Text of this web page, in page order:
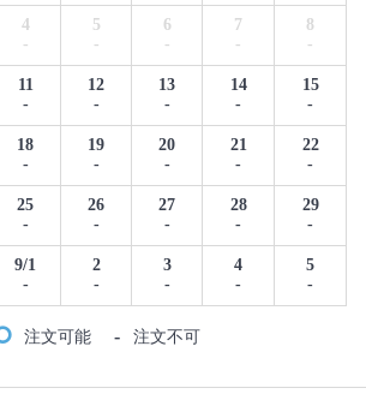
4
-
5
-
6
-
7
-
8
-
11
-
12
-
13
-
14
-
15
-
18
-
19
-
20
-
21
-
22
-
25
-
26
-
27
-
28
-
29
-
9/1
-
2
-
3
-
4
-
5
-
注文可能 - 注文不可